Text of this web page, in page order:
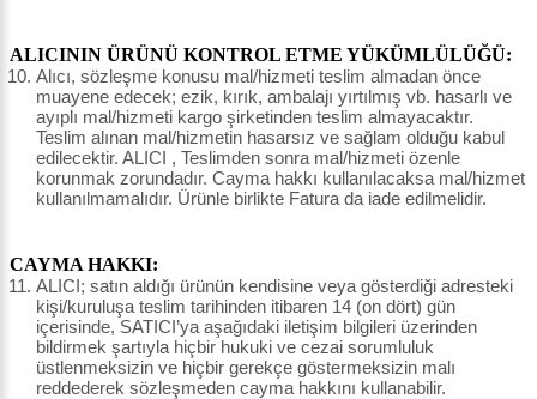
ALICININ ÜRÜNÜ KONTROL ETME YÜKÜMLÜLÜĞÜ:
Alıcı, sözleşme konusu mal/hizmeti teslim almadan önce
muayene edecek; ezik, kırık, ambalajı yırtılmış vb. hasarlı ve
ayıplı mal/hizmeti kargo şirketinden teslim almayacaktır.
Teslim alınan mal/hizmetin hasarsız ve sağlam olduğu kabul
edilecektir. ALICI , Teslimden sonra mal/hizmeti özenle
korunmak zorundadır. Cayma hakkı kullanılacaksa mal/hizmet
kullanılmamalıdır. Ürünle birlikte Fatura da iade edilmelidir.
CAYMA HAKKI:
ALICI; satın aldığı ürünün kendisine veya gösterdiği adresteki
kişi/kuruluşa teslim tarihinden itibaren 14 (on dört) gün
içerisinde, SATICI’ya aşağıdaki iletişim bilgileri üzerinden
bildirmek şartıyla hiçbir hukuki ve cezai sorumluluk
üstlenmeksizin ve hiçbir gerekçe göstermeksizin malı
reddederek sözleşmeden cayma hakkını kullanabilir.